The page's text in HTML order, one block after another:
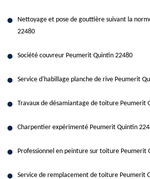
Nettoyage et pose de gouttière suivant la
22480
Société couvreur Peumerit Quintin 22480
Service d'habillage planche de rive Peumerit
Travaux de désamiantage de toiture Peumerit
Charpentier expérimenté Peumerit Quintin
Professionnel en peinture sur toiture Peumerit
Service de remplacement de toiture Peumerit